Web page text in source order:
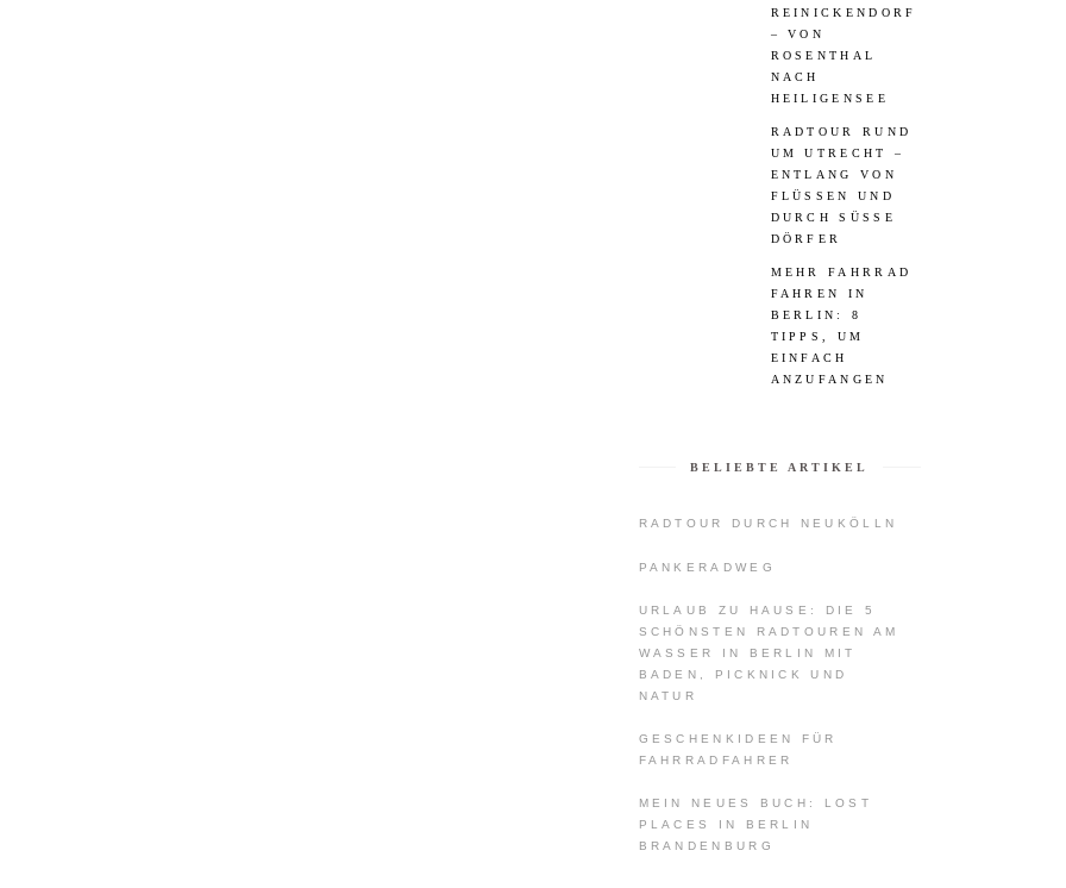
REINICKENDORF
– VON
ROSENTHAL
NACH
HEILIGENSEE
RADTOUR RUND
UM UTRECHT –
ENTLANG VON
FLÜSSEN UND
DURCH SÜSSE D
ÖRFER
MEHR FAHRRAD
FAHREN IN
BERLIN: 8
TIPPS, UM
EINFACH
ANZUFANGEN
BELIEBTE ARTIKEL
RADTOUR DURCH NEUKÖLLN
PANKERADWEG
URLAUB ZU HAUSE: DIE 5
SCHÖNSTEN RADTOUREN AM
WASSER IN BERLIN MIT
BADEN, PICKNICK UND
NATUR
GESCHENKIDEEN FÜR
FAHRRADFAHRER
MEIN NEUES BUCH: LOST
PLACES IN BERLIN
BRANDENBURG